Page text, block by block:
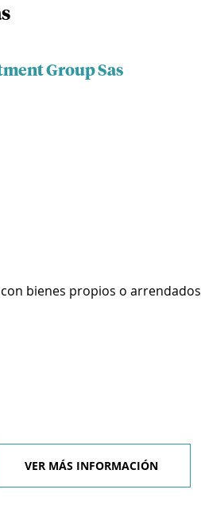
Group Sas
bienes propios o arrendados
VER MÁS INFORMACIÓN